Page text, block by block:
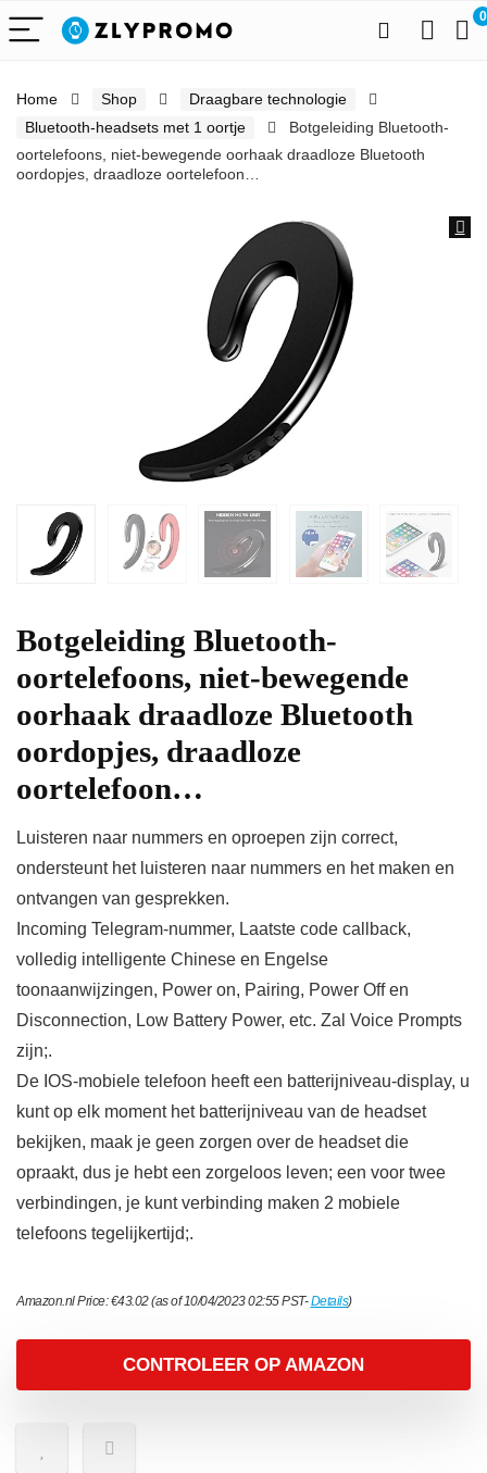
0
Home Shop
Draagbare technologie
Bluetooth-headsets met 1 oortje
Botgeleiding Bluetooth-
oortelefoons, niet-bewegende oorhaak draadloze Bluetooth
oordopjes, draadloze oortelefoon…
Botgeleiding Bluetooth-
oortelefoons, niet-bewegende
oorhaak draadloze Bluetooth
oordopjes, draadloze
oortelefoon…
Luisteren naar nummers en oproepen zijn correct,
ondersteunt het luisteren naar nummers en het maken en
ontvangen van gesprekken.
Incoming Telegram-nummer, Laatste code callback,
volledig intelligente Chinese en Engelse
toonaanwijzingen, Power on, Pairing, Power Off en
Disconnection, Low Battery Power, etc. Zal Voice Prompts
zijn;.
De IOS-mobiele telefoon heeft een batterijniveau-display, u
kunt op elk moment het batterijniveau van de headset
bekijken, maak je geen zorgen over de headset die
opraakt, dus je hebt een zorgeloos leven; een voor twee
verbindingen, je kunt verbinding maken 2 mobiele
telefoons tegelijkertijd;.
Amazon.nl Price:€43.02(as of 10/04/2023 02:55 PST-Details)
CONTROLEER OP AMAZON